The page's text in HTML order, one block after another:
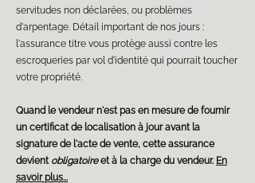
servitudes non déclarées, ou problèmes
d'arpentage. Détail important de nos jours :
l'assurance titre vous protège aussi contre les
escroqueries par vol d'identité qui pourrait toucher
votre propriété.
Quand le vendeur n'est pas en mesure de fournir
un certificat de localisation à jour avant la
signature de l'acte de vente, cette assurance
devient obligatoireet à la charge du vendeur. En
savoir plus...